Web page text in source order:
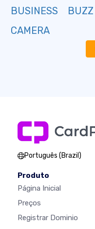
BUSINESS
BUZZ
CAMERA
Português (Brazil)
Produto
Página Inicial
Preços
Registrar Dominio